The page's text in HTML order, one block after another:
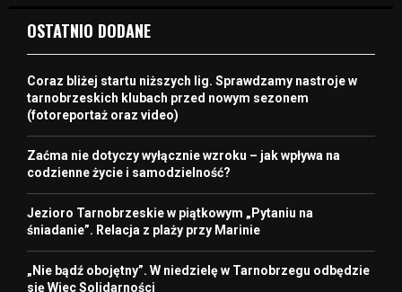
OSTATNIO DODANE
Coraz bliżej startu niższych lig. Sprawdzamy nastroje w
tarnobrzeskich klubach przed nowym sezonem
(fotoreportaż oraz video)
Zaćma nie dotyczy wyłącznie wzroku – jak wpływa na
codzienne życie i samodzielność?
Jezioro Tarnobrzeskie w piątkowym „Pytaniu na
śniadanie”. Relacja z plaży przy Marinie
„Nie bądź obojętny”. W niedzielę w Tarnobrzegu odbędzie
się Wiec Solidarności